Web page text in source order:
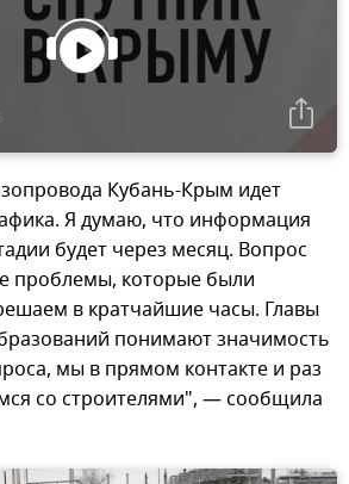
Кубань-Крым идет
Я думаю, что информация
будет через месяц. Вопрос
проблемы, которые были
в кратчайшие часы. Главы
понимают значимость
мы в прямом контакте и раз
со строителями", — сообщила